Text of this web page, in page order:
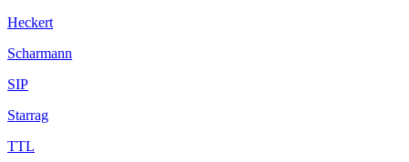
Heckert
Scharmann
SIP
Starrag
TTL